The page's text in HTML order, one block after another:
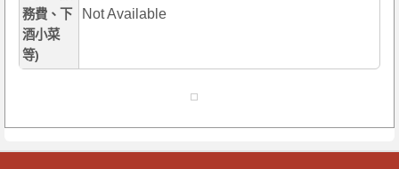
務費、下
酒小菜
等)
Not Available